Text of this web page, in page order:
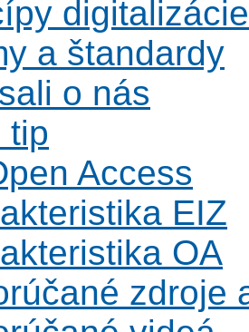
digitalizácie
a štandardy
o nás
tip
Access
EIZ
OA
zdroje